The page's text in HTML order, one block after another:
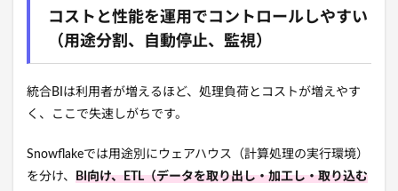
コストと性能を運用でコントロールしやすい
（用途分割、自動停止、監視）
統合BIは利用者が増えるほど、処理負荷とコストが増えやす
く、ここで失速しがちです。
Snowflakeでは用途別にウェアハウス（計算処理の実行環境）
を分け、 BI向け、ETL（データを取り出し・加工し・取り込む